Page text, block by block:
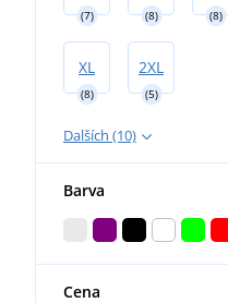
(7) (8) (8)
XL
(8)
2XL
(5)
Dalších (10)
Barva
Cena